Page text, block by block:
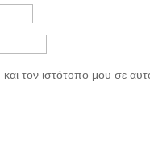
τον ιστότοπο μου σε